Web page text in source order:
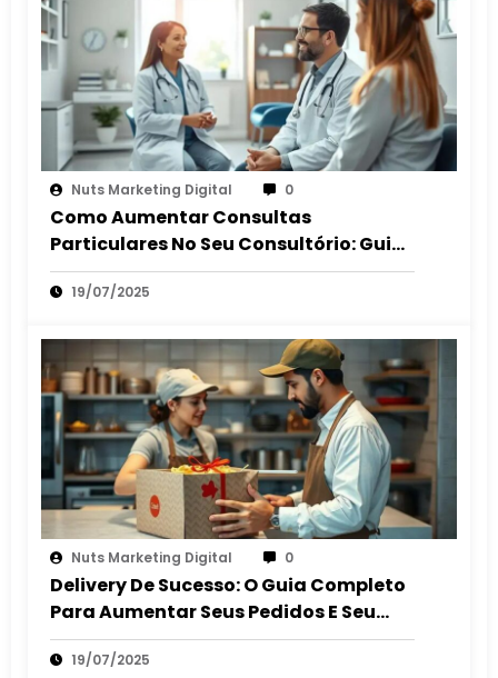
Nuts Marketing Digital 0
Como Aumentar Consultas
Particulares No Seu Consultório: Guia
2025
19/07/2025
Nuts Marketing Digital 0
Delivery De Sucesso: O Guia Completo
Para Aumentar Seus Pedidos E Seu
Lucro
19/07/2025